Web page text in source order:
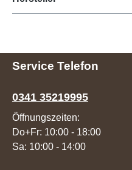
Service Telefon
0341 35219995
Öffnungszeiten:
Do+Fr: 10:00 - 18:00
Sa: 10:00 - 14:00